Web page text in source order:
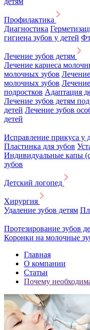
Профилактика
Диагностика
гигиена зубов у детей
Лечение зубов детям
Лечение кариеса
молочных зубов
молочных зубов
подростков Адаптация
Лечение зубов детям
детей Лечение зубов
детей
Исправление прикуса у
Пластинка для зубов
Индивидуальные капы
зубов
Детский логопед
Хирургия
Удаление зубов детям
Протезирование зубов
Коронки на молочные
Главная
О компании
Статьи
Почему